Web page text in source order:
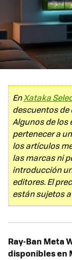
EnXataka
descuentos de
Algunos de los
pertenecer a
los artículos
las marcas ni
introducción
editores. El
están sujetos
Ray-Ban Meta
disponibles en